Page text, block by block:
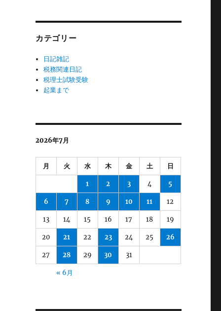
カテゴリー
日記雑記
税務関連日記
税理士試験受験
起業まで
2026年7月
月 火 水 木 金 土 日
1 2 3 4 5
6 7 8 9 10 11 12
13 14 15 16 17 18 19
20 21 22 23 24 25 26
27 28 29 30 31
« 6月